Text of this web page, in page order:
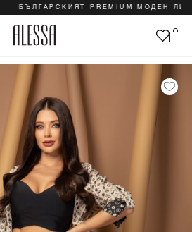
БЪЛГАРСКИЯТ PREMIUM МОДЕН ЛИДЕР